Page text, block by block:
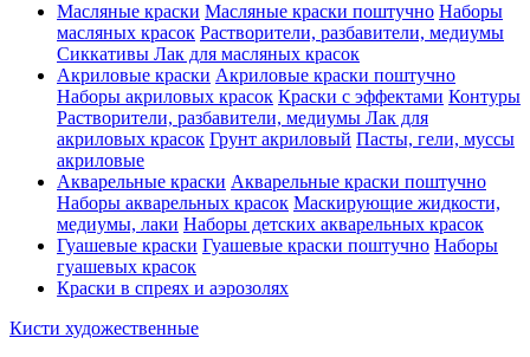
Масляные краски Масляные краски поштучно Наборы
масляных красок Растворители, разбавители, медиумы
Сиккативы Лак для масляных красок
Акриловые краски Акриловые краски поштучно
Наборы акриловых красок Краски с эффектами Контуры
Растворители, разбавители, медиумы Лак для
акриловых красок Грунт акриловый Пасты, гели, муссы
акриловые
Акварельные краски Акварельные краски поштучно
Наборы акварельных красок Маскирующие жидкости,
медиумы, лаки Наборы детских акварельных красок
Гуашевые краски Гуашевые краски поштучно Наборы
гуашевых красок
Краски в спреях и аэрозолях
Кисти художественные